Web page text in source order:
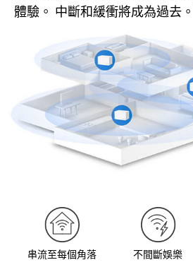
體驗。 中斷和緩衝將成為過去。
串流至每個角落 不間斷娛樂